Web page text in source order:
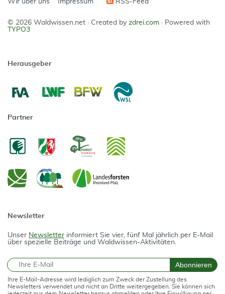
© 2026 Waldwissen.net · Created by zdrei.com · Powered with
TYPO3
Herausgeber
Partner
Newsletter
Unser Newsletter informiert Sie vier, fünf Mal jährlich per E-Mail
über spezielle Beiträge und Waldwissen-Aktivitäten.
E-Mail Abonnieren
Ihre E-Mail-Adresse wird lediglich zum Zweck der Zustellung des
Newsletters verwendet und nicht an Dritte weitergegeben. Sie können sich